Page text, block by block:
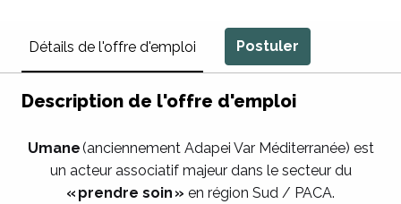
Détails de l'offre d'emploi Postuler
Description de l'offre d'emploi
Umane(anciennement Adapei Var Méditerranée) est
un acteur associatif majeur dans le secteur du
« prendre soin » en région Sud / PACA.